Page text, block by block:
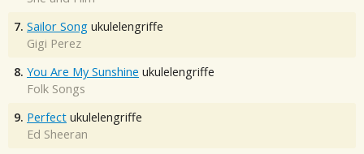
7. Sailor Song ukulelengriffe
Gigi Perez
8. You Are My Sunshine ukulelengriffe
Folk Songs
9. Perfect ukulelengriffe
Ed Sheeran